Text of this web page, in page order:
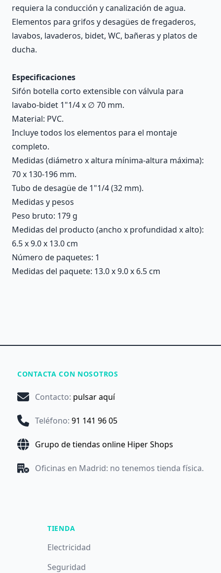
requiera la conducción y canalización de agua.
Elementos para grifos y desagües de fregaderos,
lavabos, lavaderos, bidet, WC, bañeras y platos de
ducha.
Especificaciones
Sifón botella corto extensible con válvula para
lavabo-bidet 1"1/4 x ∅ 70 mm.
Material: PVC.
Incluye todos los elementos para el montaje
completo.
Medidas (diámetro x altura mínima-altura máxima):
70 x 130-196 mm.
Tubo de desagüe de 1"1/4 (32 mm).
Medidas y pesos
Peso bruto: 179 g
Medidas del producto (ancho x profundidad x alto):
6.5 x 9.0 x 13.0 cm
Número de paquetes: 1
Medidas del paquete: 13.0 x 9.0 x 6.5 cm
CONTACTA CON NOSOTROS
Contacto: pulsar aquí
Teléfono: 91 141 96 05
Grupo de tiendas online Hiper Shops
Oficinas en Madrid: no tenemos tienda física.
TIENDA
Electricidad
Seguridad